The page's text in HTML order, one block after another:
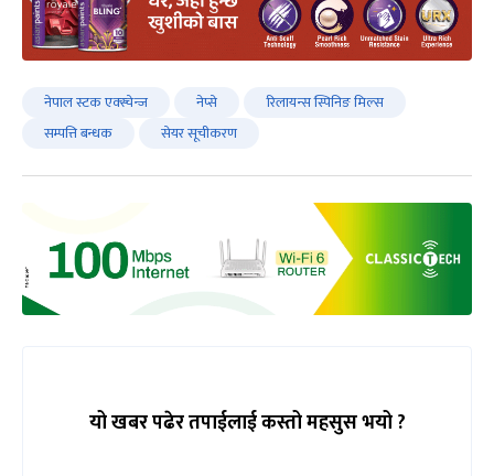
नेपाल स्टक एक्स्चेन्ज नेप्से
रिलायन्स स्पिनिङ मिल्स
सम्पत्ति बन्धक
सेयर सूचीकरण
यो खबर पढेर तपाईलाई कस्तो महसुस भयो ?